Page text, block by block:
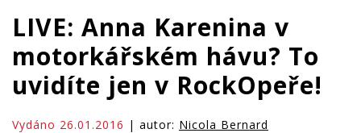
LIVE: Anna Karenina v
motorkářském hávu? To
uvidíte jen v RockOpeře!
Vydáno 26.01.2016 | autor: Nicola Bernard